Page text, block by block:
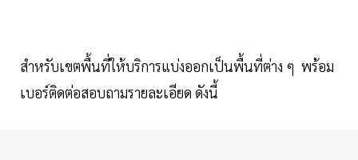
สำหรับเขตพื้นที่ให้บริการแบ่งออกเป็นพื้นที่ต่าง ๆ พร้อม
เบอร์ติดต่อสอบถามรายละเอียด ดังนี้